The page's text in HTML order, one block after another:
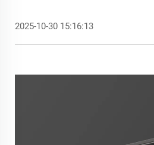
2025-10-30 15:16:13